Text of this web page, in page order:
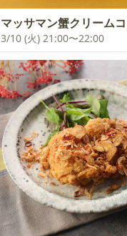
マッサマン蟹クリーム
3/10 (火) 21:00〜22:00